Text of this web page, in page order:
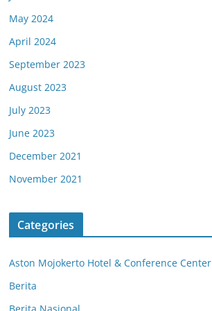
May 2024
April 2024
September 2023
August 2023
July 2023
June 2023
December 2021
November 2021
Categories
Aston Mojokerto Hotel & Conference Center
Berita